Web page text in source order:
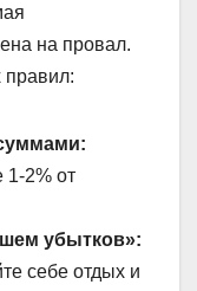
на провал.
правил:
1-2% от
убытков»:
себе отдых и